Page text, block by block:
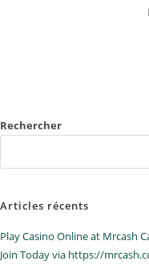
Rechercher
Articles récents
Play Casino Online at Mrcash
Join Today via https://